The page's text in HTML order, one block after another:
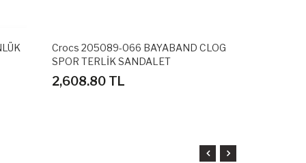
Crocs 205089-066 BAYABAND CLOG
SPOR TERLİK SANDALET
2,608.80 TL